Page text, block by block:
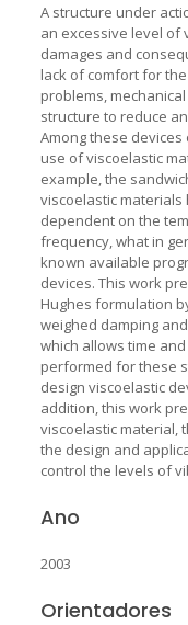
A structure under
an excessive level of
damages and
lack of comfort for
problems,
structure to reduce
Among these
use of viscoelastic
example, the
viscoelastic
dependent on the
frequency, what in
known available
devices. This work
Hughes formulation
weighed damping
which allows time
performed for these
design viscoelastic
addition, this work
viscoelastic material,
the design and
control the levels of
Ano
2003
Orientadores